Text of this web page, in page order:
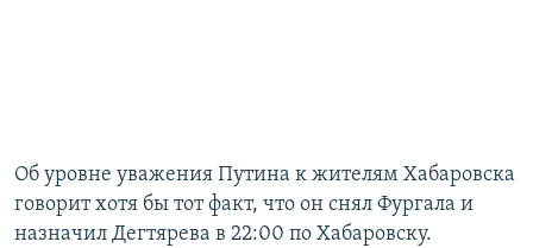
Об уровне уважения Путина к жителям Хабаровска
говорит хотя бы тот факт, что он снял Фургала и
назначил Дегтярева в 22:00 по Хабаровску.